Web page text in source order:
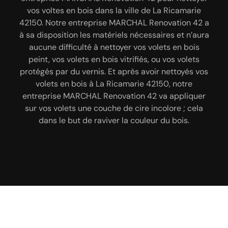
vos voltes en bois dans la ville de La Ricamarie
42150. Notre entreprise MARCHAL Renovation 42 a
à sa disposition les matériels nécessaires et n’aura
aucune difficulté à nettoyer vos volets en bois
peint, vos volets en bois vitrifiés, ou vos volets
protégés par du vernis. Et après avoir nettoyés vos
volets en bois à La Ricamarie 42150, notre
entreprise MARCHAL Renovation 42 va appliquer
sur vos volets une couche de cire incolore ; cela
dans le but de raviver la couleur du bois.
ayant une solide expérience dans le domaine ;
sachez que, vous pouvez vous fier à notre
entreprise MARCHAL Renovation 42 pour s’occuper
de cette tâche. En tant que peintre professionnel ;
sachez qu’avant que nous effectuons la mise en
peinture ; notre entreprise MARCHAL Renovation
42 nous allons réaliser un ponçage, décapage, un
nettoyage et enfin peindre vos volets en PVC à La
Ricamarie 42150. Grâce aux matériels
professionnels que nous utilisons, nous pouvons
compétences particulières ; c’est pour cela qu’il
est important de s’en remettre à une entreprise
spécialisée. Dans la ville de La Ricamarie 42150,
fiez-vous au professionnalisme de notre entreprise
MARCHAL Renovation 42 pour installer le type de
volet que vous souhaitez. Nous avons plusieurs
années d’expérience à notre actif, et avons
connaissance des meilleures méthodes pour poser
vos volets 42150. Le volet poser par notre
entreprise MARCHAL Renovation 42 dans la ville de